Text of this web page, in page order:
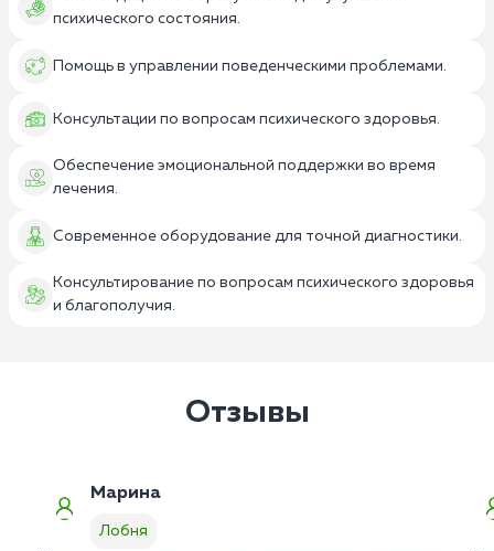
психического состояния.
Помощь в управлении поведенческими проблемами.
Консультации по вопросам психического здоровья.
Обеспечение эмоциональной поддержки во время
лечения.
Современное оборудование для точной диагностики.
Консультирование по вопросам психического здоровья
и благополучия.
Отзывы
Марина
Лобня